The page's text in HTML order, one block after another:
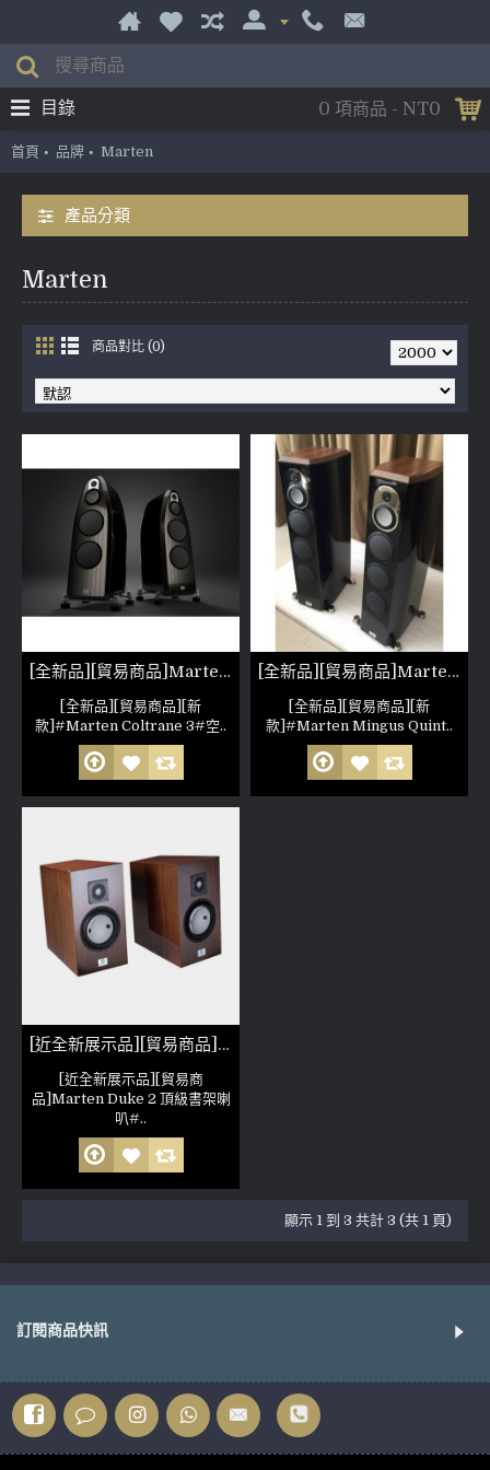
0 項商品 - NT0
目錄
首頁 品牌 Marten
產品分類
Marten
商品對比 (0)
[全新品][貿易商品]Marten Coltrane 3
[全新品][貿易商品][新
款]#Marten Coltrane 3#空..
[全新品][貿易商品]Marten Mingus Quintet 落地喇叭
[全新品][貿易商品][新
款]#Marten Mingus Quint..
[近全新展示品][貿易商品]Marten Duke 2 頂級書架喇叭
[近全新展示品][貿易商
品]Marten Duke 2 頂級書架喇
叭#..
顯示 1 到 3 共計 3 (共 1 頁)
訂閱商品快訊